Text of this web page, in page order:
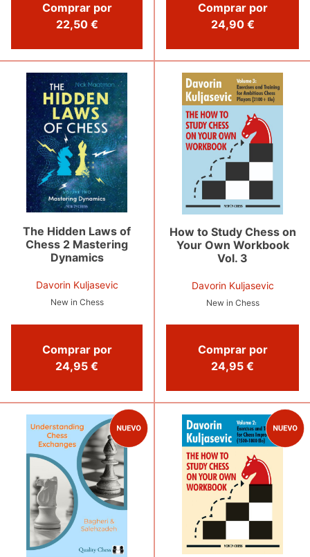
Comprar por
22,50 €
Comprar por
24,90 €
The Hidden Laws of
Chess 2 Mastering
Dynamics
Davorin Kuljasevic
New in Chess
Comprar por
24,95 €
How to Study Chess on
Your Own Workbook
Vol. 3
Davorin Kuljasevic
New in Chess
Comprar por
24,95 €